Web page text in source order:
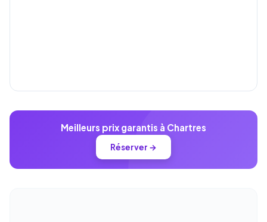
Meilleurs prix garantis à Chartres
Réserver →